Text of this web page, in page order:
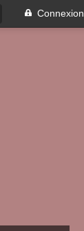
Connexion